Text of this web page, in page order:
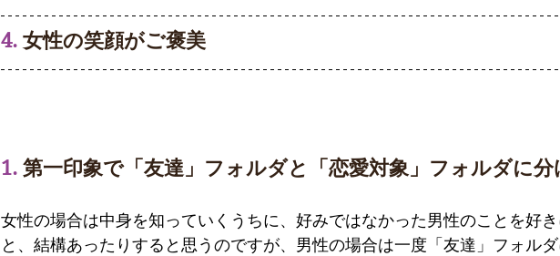
4. 女性の笑顔がご褒美
1. 第一印象で「友達」フォルダと「恋愛対象」フォルダに分
女性の場合は中身を知っていくうちに、好みではなかった男性のことを好
と、結構あったりすると思うのですが、男性の場合は一度「友達」フォル